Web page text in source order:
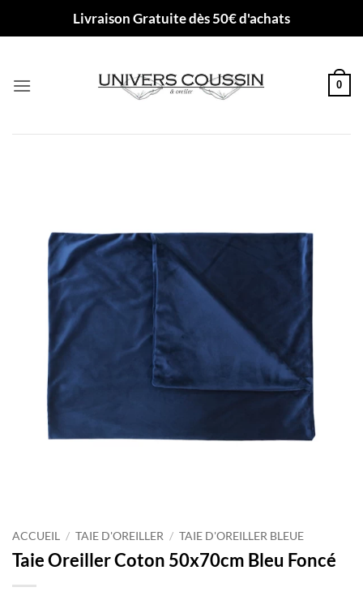
Livraison Gratuite dès 50€ d'achats
0
ACCUEIL / TAIE D'OREILLER / TAIE D'OREILLER BLEUE
Taie Oreiller Coton 50x70cm Bleu Foncé